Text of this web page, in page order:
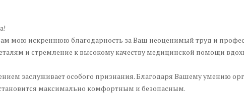
мою искреннюю благодарность за Ваш неоценимый труд и
и стремление к высокому качеству медицинской помощи
заслуживает особого признания. Благодаря Вашему умению
максимально комфортным и безопасным.